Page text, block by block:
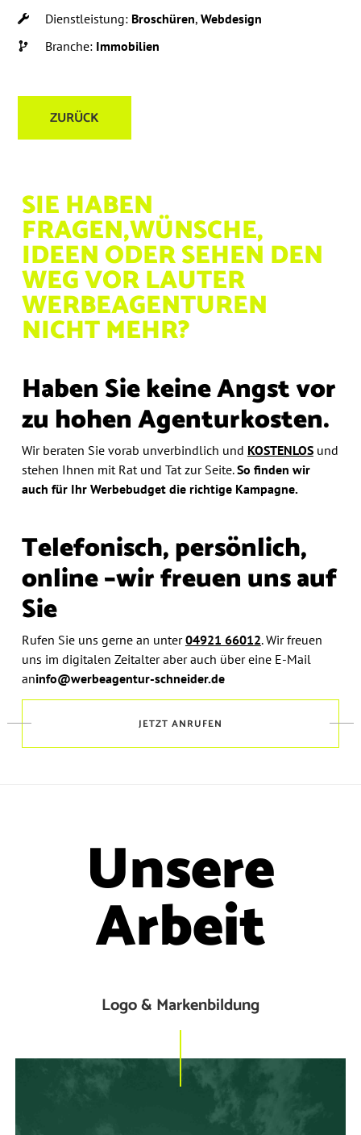
Dienstleistung: Broschüren,Webdesign
Branche: Immobilien
ZURÜCK
SIE HABEN
FRAGEN,WÜNSCHE,
IDEEN ODERSEHEN DEN
WEG VORLAUTER
WERBEAGENTUREN
NICHT MEHR?
Haben Sie keine Angst vor
zu hohen Agenturkosten.
Wir beraten Sie vorab unverbindlich und KOSTENLOSund
stehen Ihnen mit Rat und Tat zur Seite.So finden wir
auch für Ihr Werbebudget die richtige Kampagne.
Telefonisch, persönlich,
online –wir freuen uns auf
Sie
Rufen Sie uns gerne an unter04921 66012.Wir freuen
uns im digitalen Zeitalter aber auch über eine E-Mail
aninfo@werbeagentur-schneider.de
JETZT ANRUFEN
Unsere
Arbeit
Logo & Markenbildung